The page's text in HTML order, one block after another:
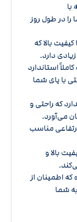
با
را در طول روز
بالا که
دارد.
استاندارد
با پای شما
که راحتی و
می‌آورد.
ارتفاعی مناسب
بالا و
اطمینان از
شما